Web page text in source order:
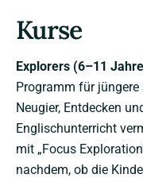
Kurse
Explorers (6–11
Programm für
Neugier, Entdecken
Englischunterricht
mit „Focus
nachdem, ob die